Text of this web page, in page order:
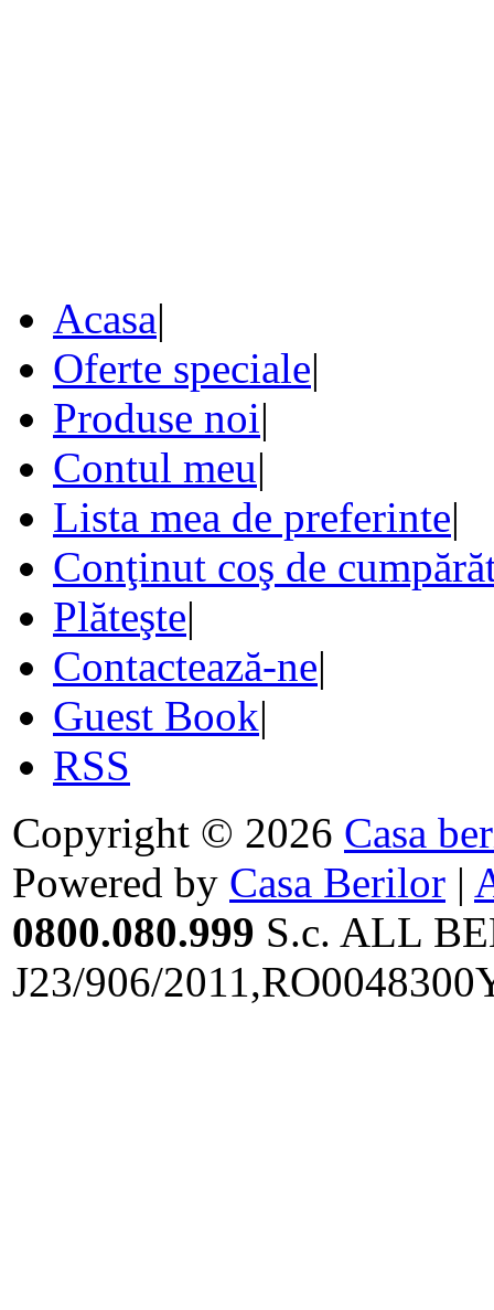
Acasa|
Oferte speciale|
Produse noi|
Contul meu|
Lista mea de preferinte|
Conţinut coş de
Plăteşte|
Contactează-ne|
Guest Book|
RSS
Copyright © 2026 Casa
Powered by Casa Berilor |
0800.080.999 S.c. ALL
J23/906/